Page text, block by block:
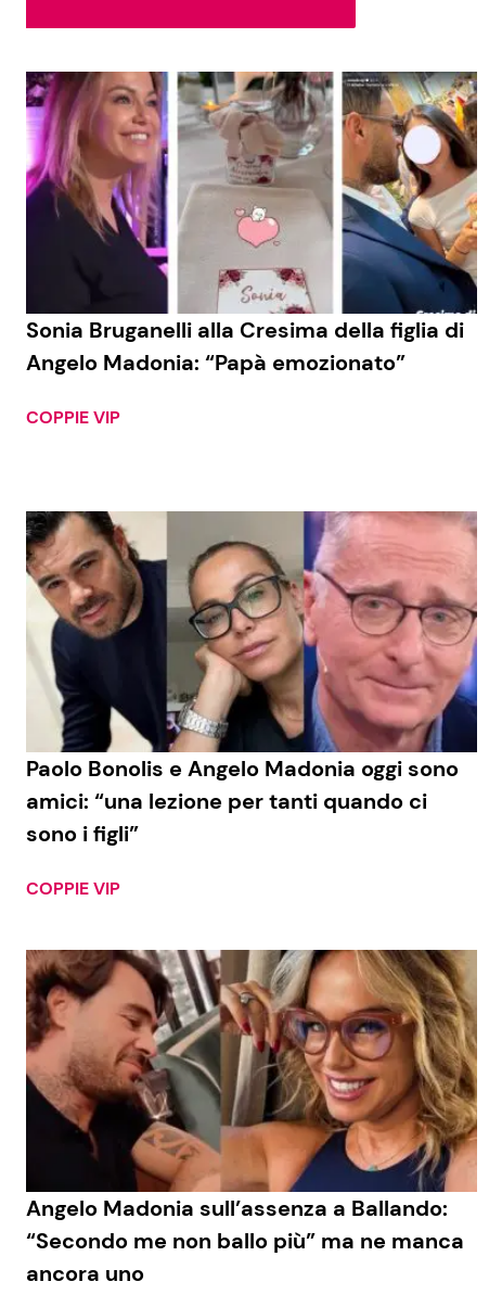
Soap Opera
Social News
News dal mondo
Benessere
Casa
Moda e Style
Mondo Mamma
News benessere
Salute
Sonia Bruganelli alla Cresima della figlia di
Angelo Madonia: “Papà emozionato”
COPPIE VIP
Paolo Bonolis e Angelo Madonia oggi sono
amici: “una lezione per tanti quando ci
sono i figli”
COPPIE VIP
Angelo Madonia sull’assenza a Ballando:
“Secondo me non ballo più” ma ne manca
ancora uno